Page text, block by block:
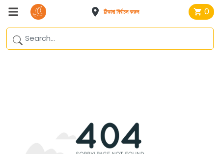
ঠিকানা নির্বাচন করুন 0